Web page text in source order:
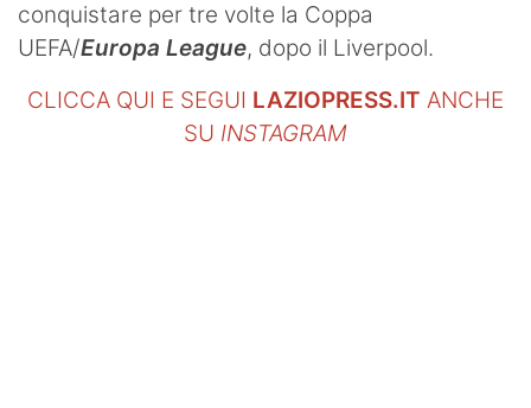
conquistare per tre volte la Coppa
UEFA/Europa League, dopo il Liverpool.
CLICCA QUI E SEGUI LAZIOPRESS.IT ANCHE
SU INSTAGRAM